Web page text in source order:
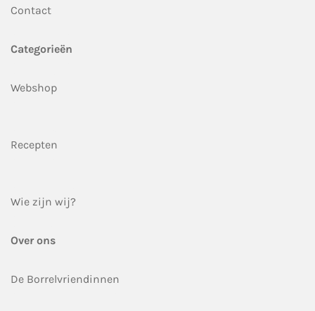
Contact
Categorieën
Webshop
Recepten
Wie zijn wij?
Over ons
De Borrelvriendinnen